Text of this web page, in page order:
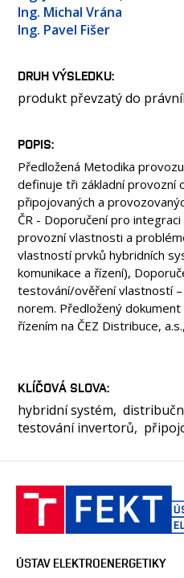
OSOBY
LABORATOŘE
KONFERENCE A SOUTĚŽE
KONTAKT
Ing. Michal Vrána
Ing. Pavel Fišer
DRUH VÝSLEDKU
produkt převzatý do
POPIS
Předložená Metodika
definuje tři základní provozní
připojovaných a
ČR - Doporučení pro
provozní vlastnosti a
vlastností prvků hybridních
komunikace a řízení),
testování/ověření vlastností –
norem. Předložený
řízením na ČEZ Distribuce,
KLÍČOVÁ SLOVA
hybridní systém
testování invertorů
ÚSTAV ELEKTROENERGETIKY